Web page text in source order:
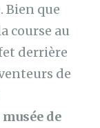
Bien que
course au
derrière
de
musée de